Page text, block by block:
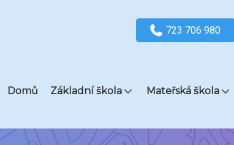
723 706 980
Domů Základní škola Mateřská škola